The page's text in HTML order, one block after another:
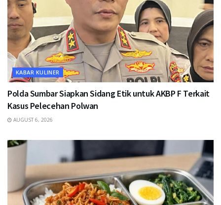
KABAR KULINER
Polda Sumbar Siapkan Sidang Etik untuk AKBP F Terkait
Kasus Pelecehan Polwan
AUGUST 6, 2026